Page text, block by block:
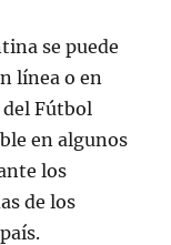
se puede
línea o en
del Fútbol
en algunos
los
de los